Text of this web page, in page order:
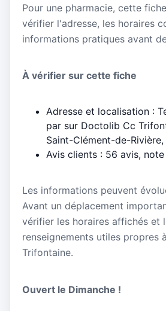
Pour une pharmacie, cette
vérifier l'adresse, les horaires
informations pratiques avant
À vérifier sur cette fiche
Adresse et localisation :
par sur Doctolib Cc
Saint-Clément-de-Rivière,
Avis clients : 56 avis,
Les informations peuvent
Avant un déplacement
vérifier les horaires affichés et
renseignements utiles propres
Trifontaine.
Ouvert le Dimanche !